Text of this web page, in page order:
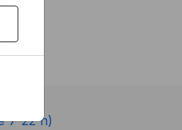
7-22 h)